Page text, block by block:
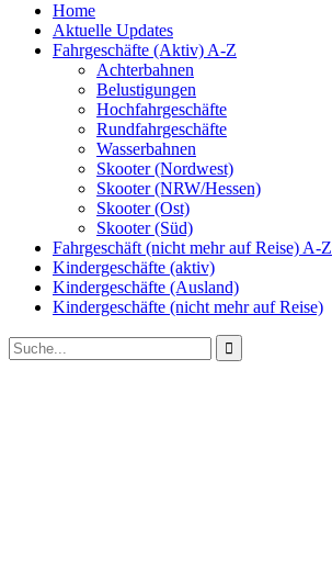
Home
Aktuelle Updates
Fahrgeschäfte (Aktiv) A-Z
Achterbahnen
Belustigungen
Hochfahrgeschäfte
Rundfahrgeschäfte
Wasserbahnen
Skooter (Nordwest)
Skooter (NRW/Hessen)
Skooter (Ost)
Skooter (Süd)
Fahrgeschäft (nicht mehr auf Reise) A-Z
Kindergeschäfte (aktiv)
Kindergeschäfte (Ausland)
Kindergeschäfte (nicht mehr auf Reise)